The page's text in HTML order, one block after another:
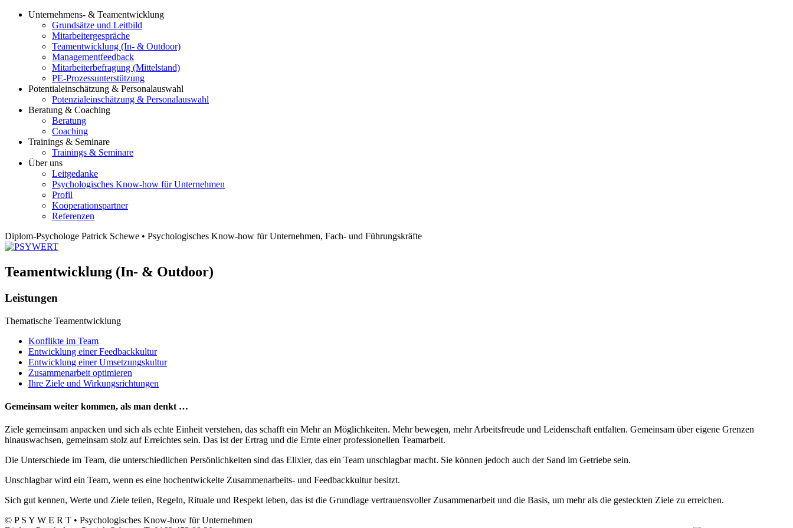
Unternehmens- & Teamentwicklung
Grundsätze und Leitbild
Mitarbeitergespräche
Teamentwicklung (In- & Outdoor)
Managementfeedback
Mitarbeiterbefragung (Mittelstand)
PE-Prozessunterstützung
Potentialeinschätzung & Personalauswahl
Potenzialeinschätzung & Personalauswahl
Beratung & Coaching
Beratung
Coaching
Trainings & Seminare
Trainings & Seminare
Über uns
Leitgedanke
Psychologisches Know-how für Unternehmen
Profil
Kooperationspartner
Referenzen
Diplom-Psychologe Patrick Schewe • Psychologisches Know-how für Unternehmen, Fach- und Führungskräfte
Teamentwicklung (In- & Outdoor)
Leistungen
Thematische Teamentwicklung
Konflikte im Team
Entwicklung einer Feedbackkultur
Entwicklung einer Umsetzungskultur
Zusammenarbeit optimieren
Ihre Ziele und Wirkungsrichtungen
Gemeinsam weiter kommen, als man denkt …
Ziele gemeinsam anpacken und sich als echte Einheit verstehen, das schafft ein Mehr an Möglichkeiten. Mehr bewegen, mehr Arbeitsfreude und Leidenschaft entfalten. Gemeinsam über eigene Grenzen
hinauswachsen, gemeinsam stolz auf Erreichtes sein. Das ist der Ertrag und die Ernte einer professionellen Teamarbeit.
Die Unterschiede im Team, die unterschiedlichen Persönlichkeiten sind das Elixier, das ein Team unschlagbar macht. Sie können jedoch auch der Sand im Getriebe sein.
Unschlagbar wird ein Team, wenn es eine hochentwickelte Zusammenarbeits- und Feedbackkultur besitzt.
Sich gut kennen, Werte und Ziele teilen, Regeln, Rituale und Respekt leben, das ist die Grundlage vertrauensvoller Zusammenarbeit und die Basis, um mehr als die gesteckten Ziele zu erreichen.
© P S Y W E R T • Psychologisches Know-how für Unternehmen